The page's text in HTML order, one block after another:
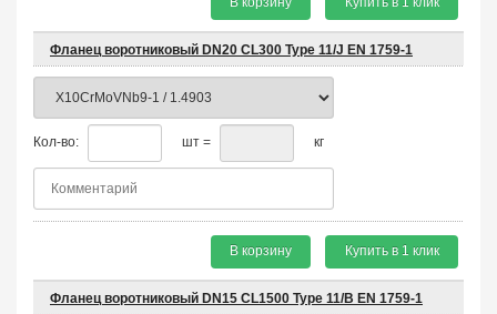
Фланец воротниковый DN20 CL300 Type 11/J EN 1759-1
Кол-во: шт = кг
В корзину Купить в 1 клик
Фланец воротниковый DN15 CL1500 Type 11/B EN 1759-1